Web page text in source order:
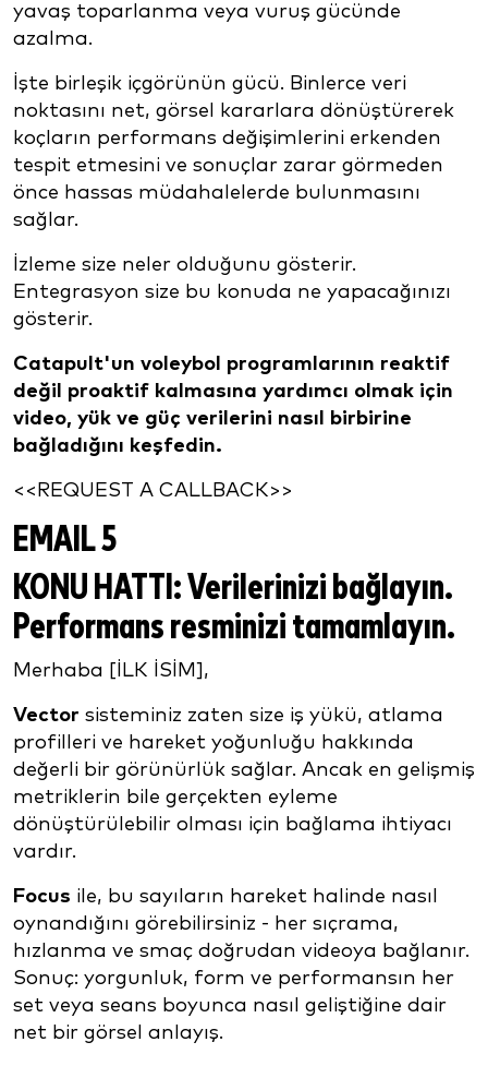
yavaş toparlanma veya vuruş gücünde
azalma.
İşte birleşik içgörünün gücü. Binlerce veri
noktasını net, görsel kararlara dönüştürerek
koçların performans değişimlerini erkenden
tespit etmesini ve sonuçlar zarar görmeden
önce hassas müdahalelerde bulunmasını
sağlar.
İzleme size neler olduğunu gösterir.
Entegrasyon size bu konuda ne yapacağınızı
gösterir.
Catapult'un voleybol programlarının reaktif
değil proaktif kalmasına yardımcı olmak için
video, yük ve güç verilerini nasıl birbirine
bağladığını keşfedin.
<<REQUEST A CALLBACK>>
EMAIL 5
KONU HATTI:Verilerinizi bağlayın.
Performans resminizi tamamlayın.
Merhaba [İLK İSİM],
Vector sisteminiz zaten size iş yükü, atlama
profilleri ve hareket yoğunluğu hakkında
değerli bir görünürlük sağlar. Ancak en gelişmiş
metriklerin bile gerçekten eyleme
dönüştürülebilir olması için bağlama ihtiyacı
vardır.
Focus ile, bu sayıların hareket halinde nasıl
oynandığını görebilirsiniz - her sıçrama,
hızlanma ve smaç doğrudan videoya bağlanır.
Sonuç: yorgunluk, form ve performansın her
set veya seans boyunca nasıl geliştiğine dair
net bir görsel anlayış.